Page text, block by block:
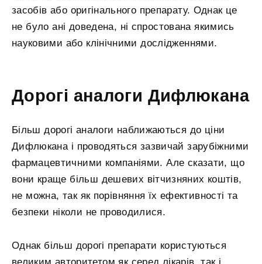
засобів або оригінального препарату. Однак це
не було ані доведена, ні спростована якимись
науковими або клінічними дослідженнями.
Дорогі аналоги Дифлюкана
Більш дорогі аналоги наближаються до ціни
Дифлюкана і проводяться зазвичай зарубіжними
фармацевтичними компаніями. Але сказати, що
вони краще більш дешевих вітчизняних коштів,
не можна, так як порівняння їх ефективності та
безпеки ніколи не проводилися.
Однак більш дорогі препарати користуються